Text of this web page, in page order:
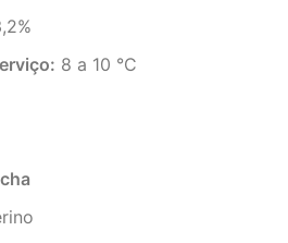
8 a 10 °C